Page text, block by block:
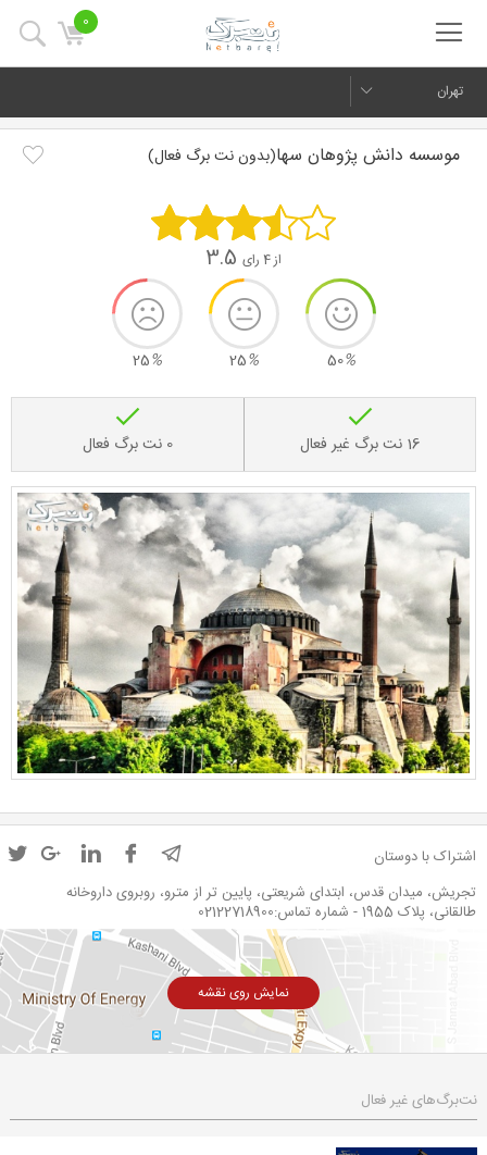
0
تهران
موسسه دانش پژوهان سها(بدون نت برگ فعال)
از 4 رای 3.5
50%
25%
25%
16 نت برگ غیر فعال 0 نت برگ فعال
اشتراک با دوستان
تجریش، میدان قدس، ابتدای شریعتی، پایین تر از مترو، روبروی داروخانه
طالقانی، پلاک 1955 - شماره تماس:02122718900
نمایش روی نقشه
نت‌برگ‌های غیر فعال